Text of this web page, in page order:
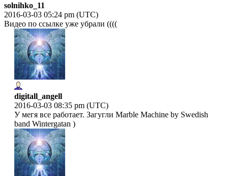
solnihko_11
2016-03-03 05:24 pm (UTC)
Видео по ссылке уже убрали ((((
digitall_angell
2016-03-03 08:35 pm (UTC)
У мегя все работает. Загугли Marble Machine by Swedish
band Wintergatan )